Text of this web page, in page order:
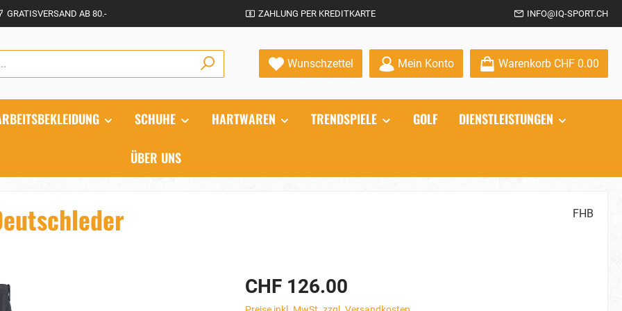
GRATISVERSAND AB 80.- ZAHLUNG PER KREDITKARTE INFO@IQ-SPORT.CH
Wunschzettel Du hast 0 Produkte auf dem Merkzettel
Mein Konto Warenkorb CHF 0.00
SCHUHE HARTWAREN TRENDSPIELE GOLF DIENSTLEISTUNGEN
ÜBER UNS
FHB
CHF 126.00